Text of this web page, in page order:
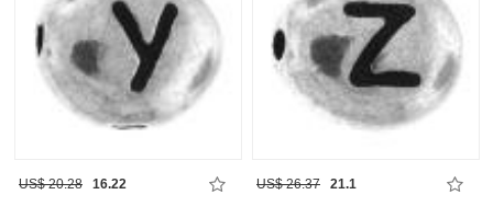
US$ 20.28 16.22 US$ 26.37 21.1